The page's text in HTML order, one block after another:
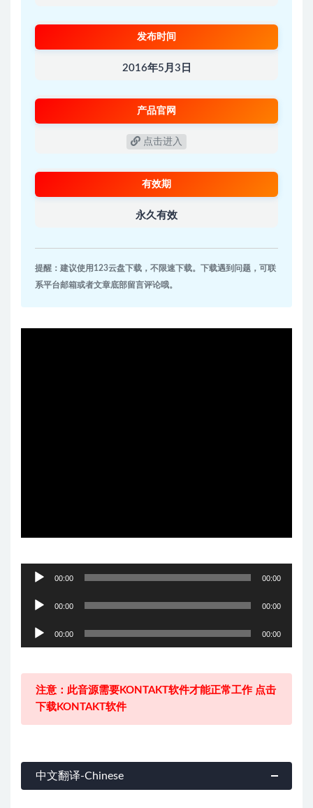
发布时间
2016年5月3日
产品官网
点击进入
有效期
永久有效
提醒：建议使用123云盘下载，不限速下载。下载遇到问题，可联
系平台邮箱或者文章底部留言评论哦。
00:00 00:00
放
00:00 00:00
放
00:00 00:00
注意：此音源需要KONTAKT软件才能正常工作 点击
下载KONTAKT软件
中文翻译-Chinese